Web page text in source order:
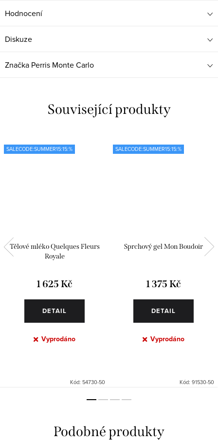
Hodnocení
Diskuze
Značka Perris Monte Carlo
Související produkty
SALECODE:SUMMER15:15:%
Tělové mléko Quelques Fleurs
Royale
1 625 Kč
DETAIL
Vyprodáno
Kód: 54730-50
SALECODE:SUMMER15:15:%
Sprchový gel Mon Boudoir
1 375 Kč
DETAIL
Vyprodáno
Kód: 91530-50